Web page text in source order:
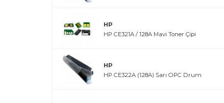
HP
HP CE321A / 128A Mavi Toner Çipi
HP
HP CE322A (128A) Sarı OPC Drum